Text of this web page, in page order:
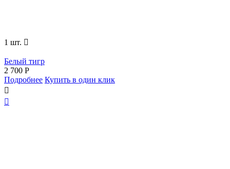
1 шт. 
Белый тигр
2 700 Р
Подробнее Купить в один клик

